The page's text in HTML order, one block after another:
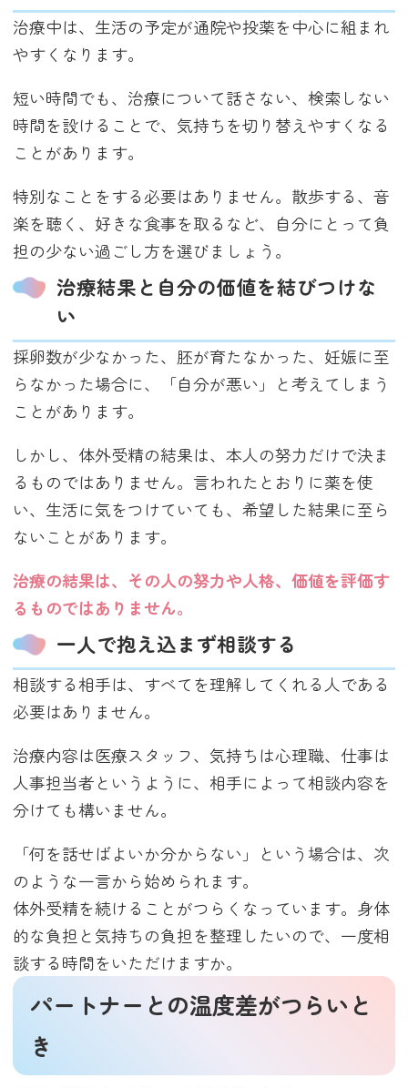
治療中は、生活の予定が通院や投薬を中心に組まれ
やすくなります。
短い時間でも、治療について話さない、検索しない
時間を設けることで、気持ちを切り替えやすくなる
ことがあります。
特別なことをする必要はありません。散歩する、音
楽を聴く、好きな食事を取るなど、自分にとって負
担の少ない過ごし方を選びましょう。
治療結果と自分の価値を結びつけな
い
採卵数が少なかった、胚が育たなかった、妊娠に至
らなかった場合に、「自分が悪い」と考えてしまう
ことがあります。
しかし、体外受精の結果は、本人の努力だけで決ま
るものではありません。言われたとおりに薬を使
い、生活に気をつけていても、希望した結果に至ら
ないことがあります。
治療の結果は、その人の努力や人格、価値を評価す
るものではありません。
一人で抱え込まず相談する
相談する相手は、すべてを理解してくれる人である
必要はありません。
治療内容は医療スタッフ、気持ちは心理職、仕事は
人事担当者というように、相手によって相談内容を
分けても構いません。
「何を話せばよいか分からない」という場合は、次
のような一言から始められます。
体外受精を続けることがつらくなっています。身体
的な負担と気持ちの負担を整理したいので、一度相
談する時間をいただけますか。
パートナーとの温度差がつらいと
き